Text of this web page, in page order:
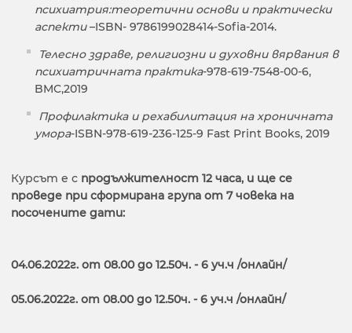
психиатрия:теоретични основи и практически
аспекти–ISBN- 9786199028414-Sofia-2014.
Телесно здраве, религиозни и духовни вярвания в
психиатричната практика-978-619-7548-00-6,
BMC,2019
Профилактика и рехабилитация на хроничната
умора-ISBN-978-619-236-125-9 Fast Print Books, 2019
Курсът е с продължителност 12 часа, и ще се
проведе при сформирана група от 7 човека на
посочените дати:
04.06.2022г. от 08.00 до 12.50ч. - 6 уч.ч /онлайн/
05.06.2022г. от 08.00 до 12.50ч. - 6 уч.ч /онлайн/